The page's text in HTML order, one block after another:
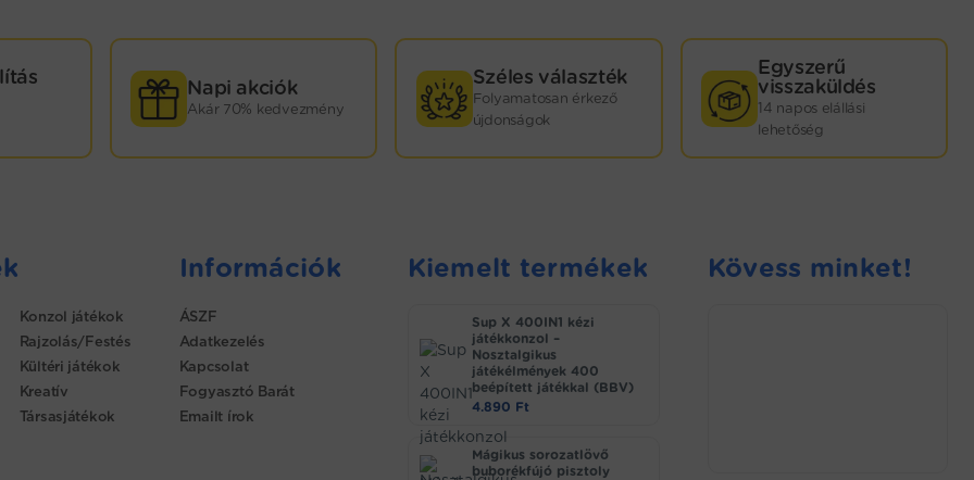
Napi akciók
Akár 70% kedvezmény
Széles választék
Folyamatosan érkező
újdonságok
Egyszerű
visszaküldés
14 napos elállási
lehetőség
Konzol játékok
Rajzolás/Festés
Kültéri játékok
Kreatív
Társasjátékok
Információk
ÁSZF
Adatkezelés
Kapcsolat
Fogyasztó Barát
Emailt írok
Kiemelt termékek
Sup X 400IN1 kézi
játékkonzol –
Nosztalgikus
játékélmények 400
beépített játékkal (BBV)
4.890 Ft
Mágikus sorozatlövő
buborékfújó pisztoly
Kövess minket!